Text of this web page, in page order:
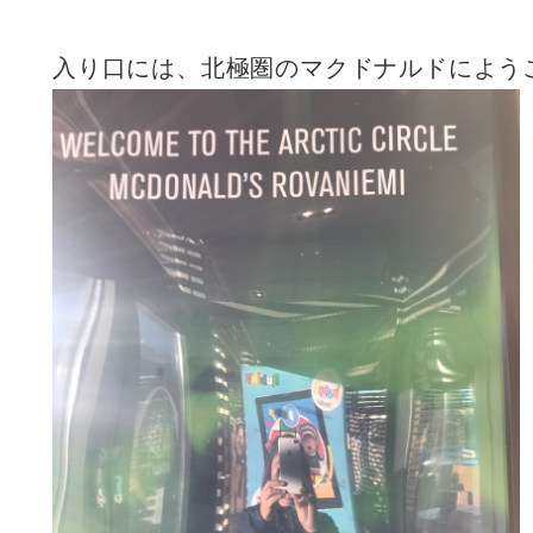
入り口には、北極圏のマクドナルドによう